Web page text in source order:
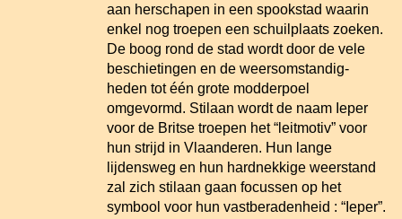
aan herschapen in een spookstad waarin
enkel nog troepen een schuilplaats zoeken.
De boog rond de stad wordt door de vele
beschietingen en de weersomstandig-
heden tot één grote modderpoel
omgevormd. Stilaan wordt de naam Ieper
voor de Britse troepen het “leitmotiv” voor
hun strijd in Vlaanderen. Hun lange
lijdensweg en hun hardnekkige weerstand
zal zich stilaan gaan focussen op het
symbool voor hun vastberadenheid : “Ieper”.